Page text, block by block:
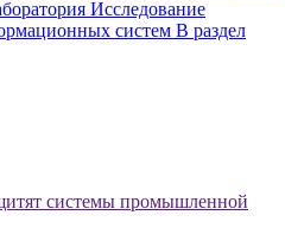
Исследование
систем В раздел
системы промышленной